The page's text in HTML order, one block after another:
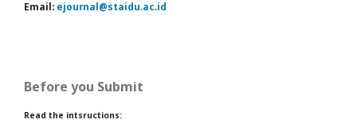
Email: ejournal@staidu.ac.id
Before you Submit
Read the intsructions: